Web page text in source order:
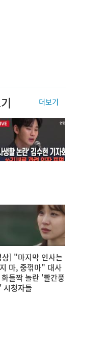
더보기
상] "마지막 인사는
마, 중꺾마" 대사
화들짝 놀란 '빨간풍
시청자들